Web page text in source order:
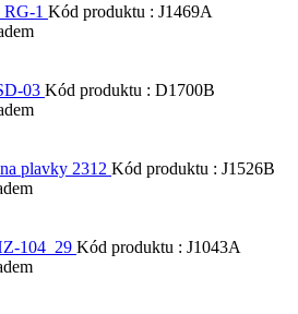
RG-1 Kód produktu : J1469A
03 Kód produktu : D1700B
plavky 2312 Kód produktu : J1526B
104_29 Kód produktu : J1043A